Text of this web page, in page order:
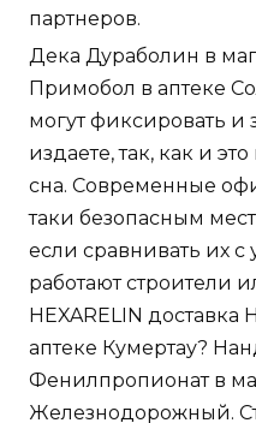
партнеров.
Дека Дураболин в
Примобол в аптеке
могут фиксировать и
издаете, так, как и
сна. Современные
таки безопасным
если сравнивать их
работают строители
HEXARELIN
аптеке Кумертау?
Фенилпропионат в
Железнодорожный.